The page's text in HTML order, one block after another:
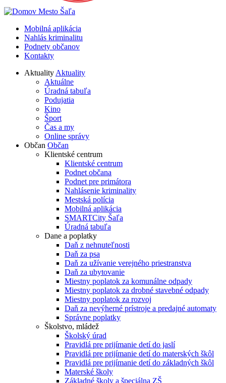
Mobilná aplikácia
Nahlás kriminalitu
Podnety občanov
Kontakty
AktualityAktuality
Aktuálne
Úradná tabuľa
Podujatia
Kino
Šport
Čas a my
Online správy
Občan Občan
Klientské centrum
Klientské centrum
Podnet občana
Podnet pre primátora
Nahlásenie kriminality
Mestská polícia
Mobilná aplikácia
SMARTCity Šaľa
Úradná tabuľa
Dane a poplatky
Daň z nehnuteľnosti
Daň za psa
Daň za užívanie verejného priestranstva
Daň za ubytovanie
Miestny poplatok za komunálne odpady
Miestny poplatok za drobné stavebné odpady
Miestny poplatok za rozvoj
Daň za nevýherné prístroje a predajné automaty
Správne poplatky
Školstvo, mládež
Školský úrad
Pravidlá pre prijímanie detí do jaslí
Pravidlá pre prijímanie detí do materských škôl
Pravidlá pre prijímanie detí do základných škôl
Materské školy
Základné školy a špeciálna ZŠ